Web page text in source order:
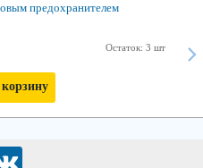
предохранителем
Остаток: 3 шт